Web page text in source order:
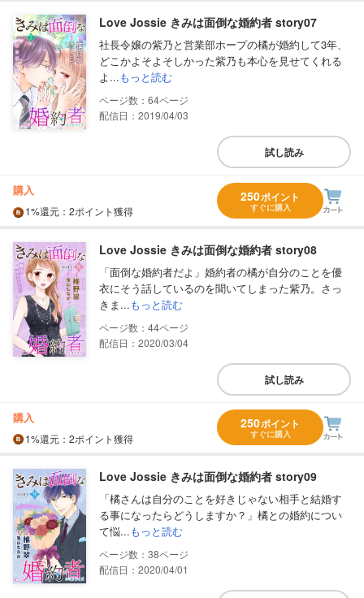
Love Jossie きみは面倒な婚約者 story07
社長令嬢の紫乃と営業部ホープの橘が婚約して3年、
どこかよそよそしかった紫乃も本心を見せてくれる
よ...もっと読む
64
配信日：2019/04/03
試し読み
購入
1%還元 ：2ポイント獲得
250ポイント
すぐに購入
Love Jossie きみは面倒な婚約者 story08
「面倒な婚約者だよ」婚約者の橘が自分のことを優
衣にそう話しているのを聞いてしまった紫乃。さっ
きま...もっと読む
44
配信日：2020/03/04
試し読み
購入
1%還元 ：2ポイント獲得
250ポイント
すぐに購入
Love Jossie きみは面倒な婚約者 story09
「橘さんは自分のことを好きじゃない相手と結婚す
る事になったらどうしますか？」橘との婚約につい
て悩...もっと読む
38
配信日：2020/04/01